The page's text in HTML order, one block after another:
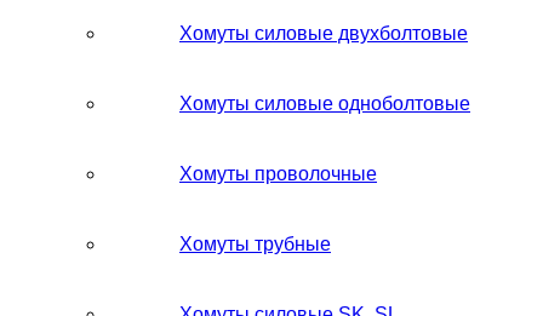
Хомуты силовые двухболтовые
Хомуты силовые одноболтовые
Хомуты проволочные
Хомуты трубные